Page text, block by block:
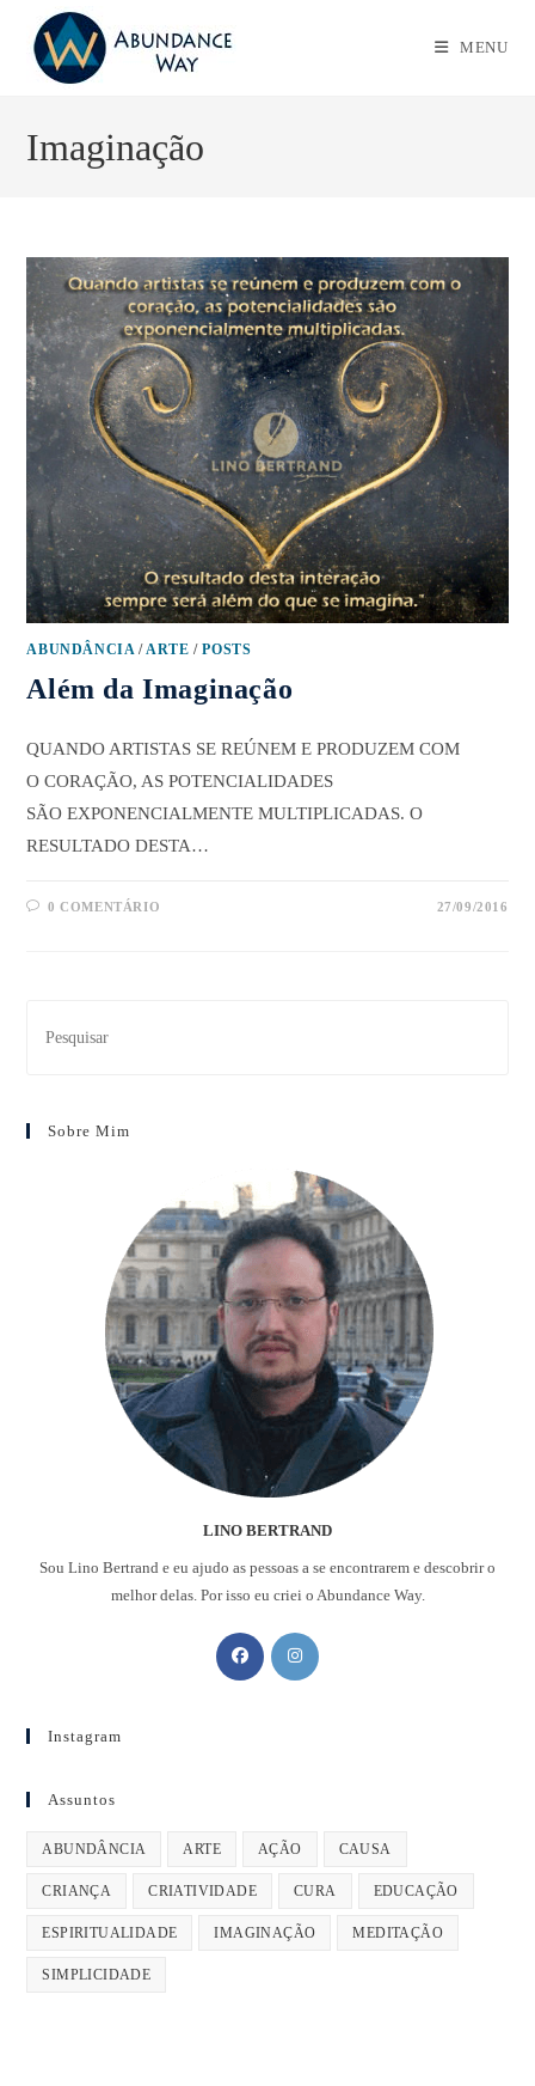
MENU
Imaginação
ABUNDÂNCIA/ARTE /POSTS
Além da Imaginação
QUANDO ARTISTAS SE REÚNEM E PRODUZEM COM
O CORAÇÃO, AS POTENCIALIDADES
SÃO EXPONENCIALMENTE MULTIPLICADAS. O
RESULTADO DESTA…
0 COMENTÁRIO 27/09/2016
Sobre Mim
LINO BERTRAND
Sou Lino Bertrand e eu ajudo as pessoas a se encontrarem e descobrir o
melhor delas. Por isso eu criei o Abundance Way.
Instagram
Assuntos
ABUNDÂNCIA ARTE AÇÃO CAUSA
CRIANÇA CRIATIVIDADE CURA EDUCAÇÃO
ESPIRITUALIDADE IMAGINAÇÃO MEDITAÇÃO
SIMPLICIDADE